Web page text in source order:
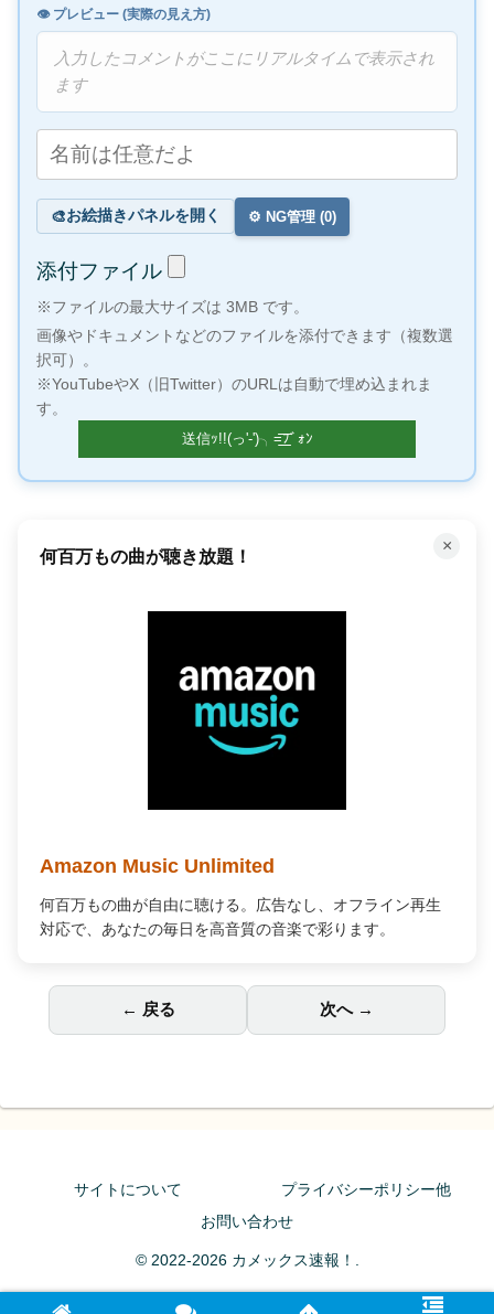
👁️ プレビュー (実際の見え方)
入力したコメントがここにリアルタイムで表示され
ます
🎨お絵描きパネルを開く ⚙️ NG管理 (0)
添付ファイル
※ファイルの最大サイズは 3MB です。
画像やドキュメントなどのファイルを添付できます（複数選
択可）。
※YouTubeやX（旧Twitter）のURLは自動で埋め込まれま
す。
×
何百万もの曲が聴き放題！
Amazon Music Unlimited
何百万もの曲が自由に聴ける。広告なし、オフライン再生
対応で、あなたの毎日を高音質の音楽で彩ります。
← 戻る 次へ →
サイトについて
プライバシーポリシー他
お問い合わせ
© 2022-2026 カメックス速報！.